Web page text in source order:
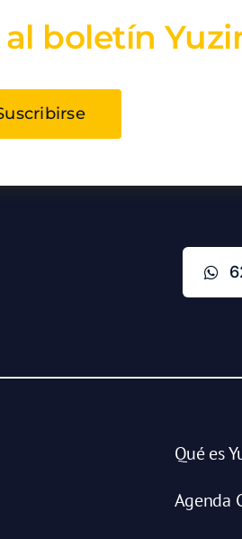
boletín
Qué es
Agenda